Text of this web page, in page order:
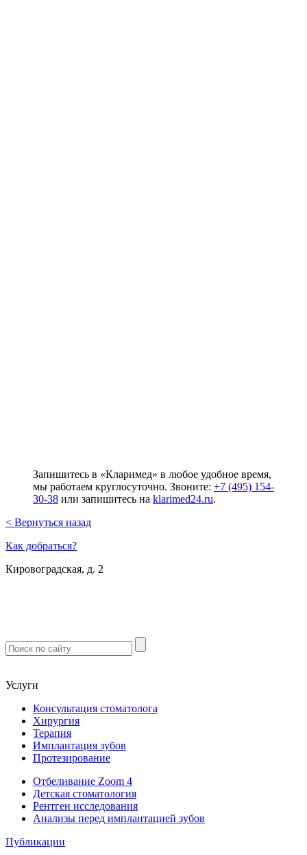
Запишитесь в «Кларимед» в любое удобное время,
мы работаем круглосуточно. Звоните: +7 (495) 154-
30-38 или запишитесь на klarimed24.ru.
< Вернуться назад
Как добраться?
Кировоградская, д. 2
Услуги
Консультация стоматолога
Хирургия
Терапия
Имплантация зубов
Протезирование
Отбеливание Zoom 4
Детская стоматология
Рентген исследования
Анализы перед имплантацией зубов
Публикации